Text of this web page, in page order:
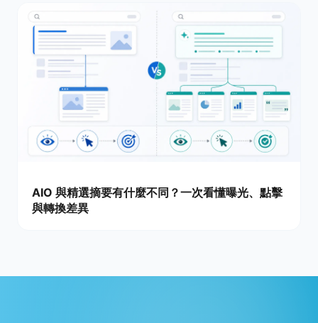
AIO 與精選摘要有什麼不同？一次看懂曝光、點擊
與轉換差異